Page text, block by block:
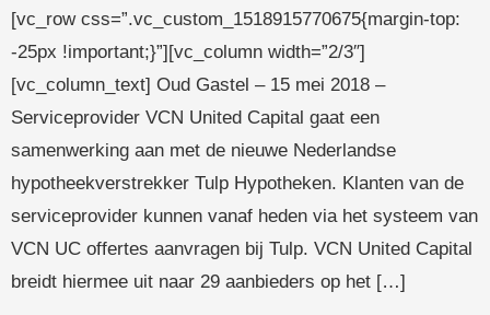
[vc_row css=”.vc_custom_1518915770675{margin-top:
-25px !important;}”][vc_column width=”2/3″]
[vc_column_text] Oud Gastel – 15 mei 2018 –
Serviceprovider VCN United Capital gaat een
samenwerking aan met de nieuwe Nederlandse
hypotheekverstrekker Tulp Hypotheken. Klanten van de
serviceprovider kunnen vanaf heden via het systeem van
VCN UC offertes aanvragen bij Tulp. VCN United Capital
breidt hiermee uit naar 29 aanbieders op het […]